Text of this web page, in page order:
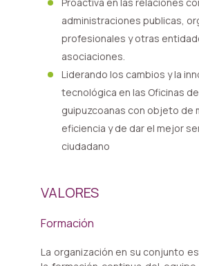
administraciones publicas,
profesionales y otras
asociaciones.
Liderando los cambios y la
tecnológica en las Oficinas
guipuzcoanas con objeto de
eficiencia y de dar el mejor
ciudadano
VALORES
Formación
La organización en su conjunto